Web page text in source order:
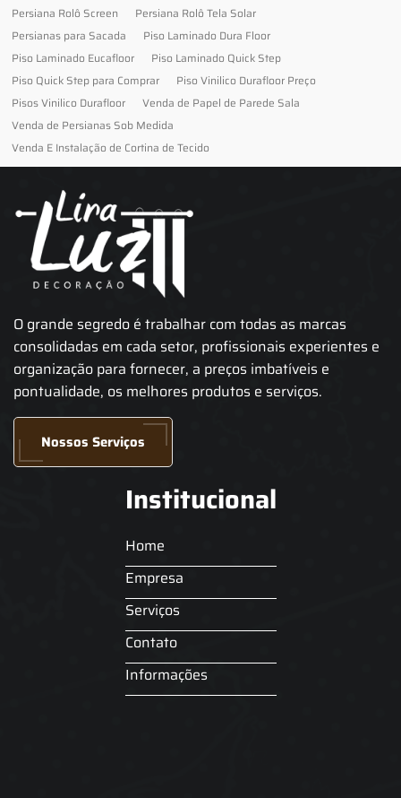
Persiana Rolô Screen
Persiana Rolô Tela Solar
Persianas para Sacada
Piso Laminado Dura Floor
Piso Laminado Eucafloor
Piso Laminado Quick Step
Piso Quick Step para Comprar
Piso Vinilico Durafloor Preço
Pisos Vinilico Durafloor
Venda de Papel de Parede Sala
Venda de Persianas Sob Medida
Venda E Instalação de Cortina de Tecido
O grande segredo é trabalhar com todas as marcas
consolidadas em cada setor, profissionais experientes e
organização para fornecer, a preços imbatíveis e
pontualidade, os melhores produtos e serviços.
Nossos Serviços
Institucional
Home
Empresa
Serviços
Contato
Informações